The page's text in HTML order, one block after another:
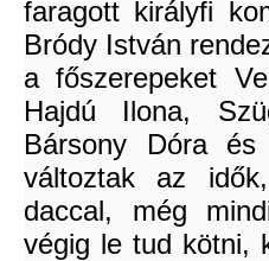
faragott királyfi
Bródy István
a főszerepeket
Hajdú Ilona,
Bársony Dóra
változtak az
daccal, még
végig le tud kötni,